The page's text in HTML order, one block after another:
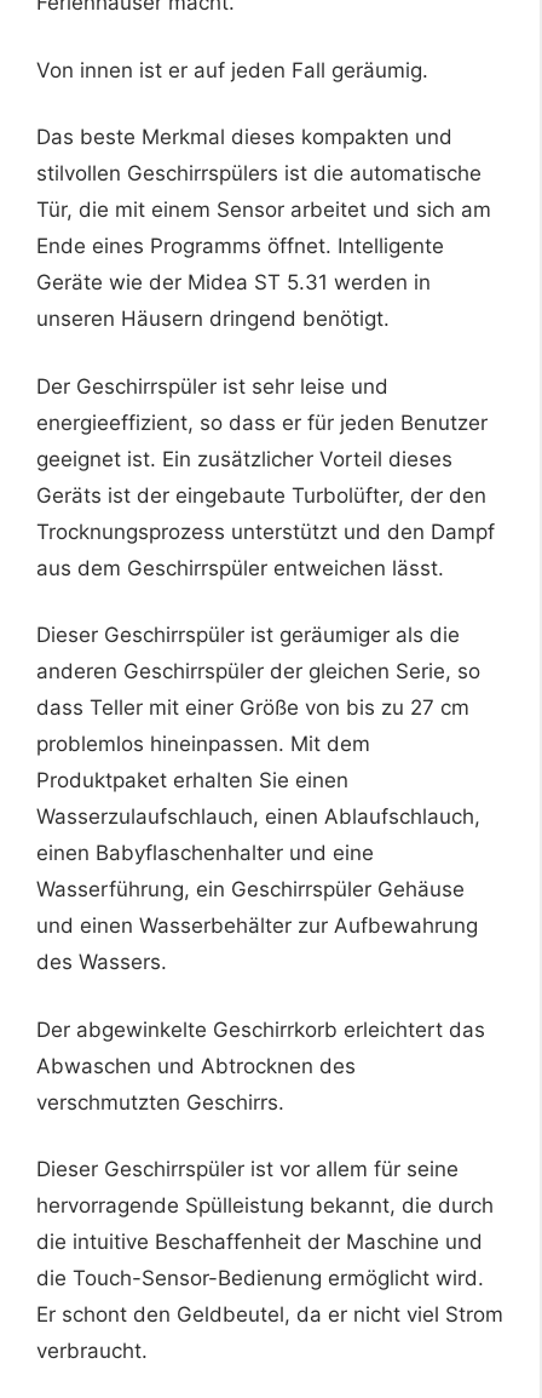
Von innen ist er auf jeden Fall geräumig.
Das beste Merkmal dieses kompakten und
stilvollen Geschirrspülers ist die automatische
Tür, die mit einem Sensor arbeitet und sich am
Ende eines Programms öffnet. Intelligente
Geräte wie der Midea ST 5.31 werden in
unseren Häusern dringend benötigt.
Der Geschirrspüler ist sehr leise und
energieeffizient, so dass er für jeden Benutzer
geeignet ist. Ein zusätzlicher Vorteil dieses
Geräts ist der eingebaute Turbolüfter, der den
Trocknungsprozess unterstützt und den Dampf
aus dem Geschirrspüler entweichen lässt.
Dieser Geschirrspüler ist geräumiger als die
anderen Geschirrspüler der gleichen Serie, so
dass Teller mit einer Größe von bis zu 27 cm
problemlos hineinpassen. Mit dem
Produktpaket erhalten Sie einen
Wasserzulaufschlauch, einen Ablaufschlauch,
einen Babyflaschenhalter und eine
Wasserführung, ein Geschirrspüler Gehäuse
und einen Wasserbehälter zur Aufbewahrung
des Wassers.
Der abgewinkelte Geschirrkorb erleichtert das
Abwaschen und Abtrocknen des
verschmutzten Geschirrs.
Dieser Geschirrspüler ist vor allem für seine
hervorragende Spülleistung bekannt, die durch
die intuitive Beschaffenheit der Maschine und
die Touch-Sensor-Bedienung ermöglicht wird.
Er schont den Geldbeutel, da er nicht viel Strom
verbraucht.